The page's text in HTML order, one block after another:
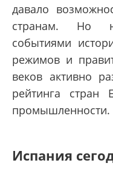
давало
странам. Но
событиями
режимов и
веков активно
рейтинга
промышленности.
Испания